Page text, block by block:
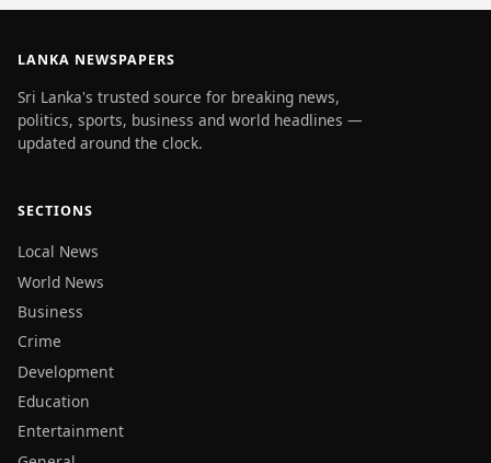
LANKA NEWSPAPERS
Sri Lanka's trusted source for breaking news,
politics, sports, business and world headlines —
updated around the clock.
SECTIONS
Local News
World News
Business
Crime
Development
Education
Entertainment